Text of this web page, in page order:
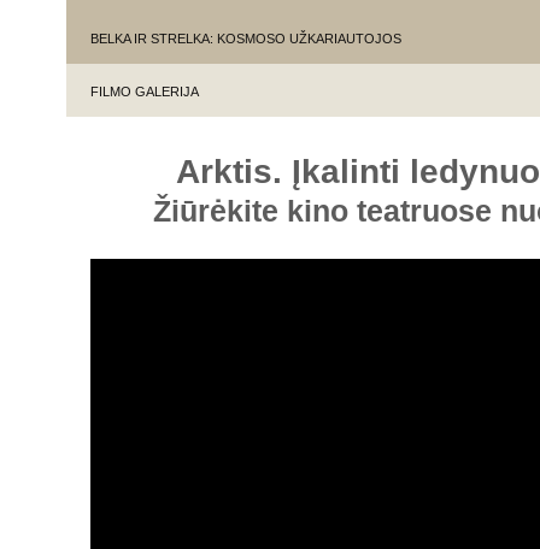
BELKA IR STRELKA: KOSMOSO UŽKARIAUTOJOS
FILMO GALERIJA
Arktis. Įkalinti
Žiūrėkite kino teatruose